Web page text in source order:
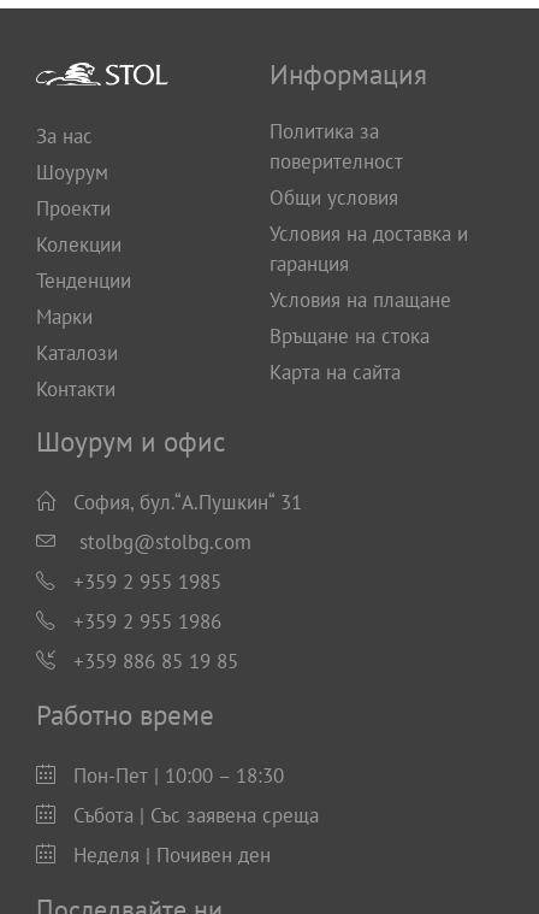
За нас
Шоурум
Проекти
Колекции
Тенденции
Марки
Каталози
Контакти
Информация
Политика за
поверителност
Общи условия
Условия на доставка и
гаранция
Условия на плащане
Връщане на стока
Карта на сайта
Шоурум и офис
София, бул.“А.Пушкин“ 31
stolbg@stolbg.com
+359 2 955 1985
+359 2 955 1986
+359 886 85 19 85
Работно време
Пон-Пет | 10:00 – 18:30
Събота | Със заявена среща
Неделя | Почивен ден